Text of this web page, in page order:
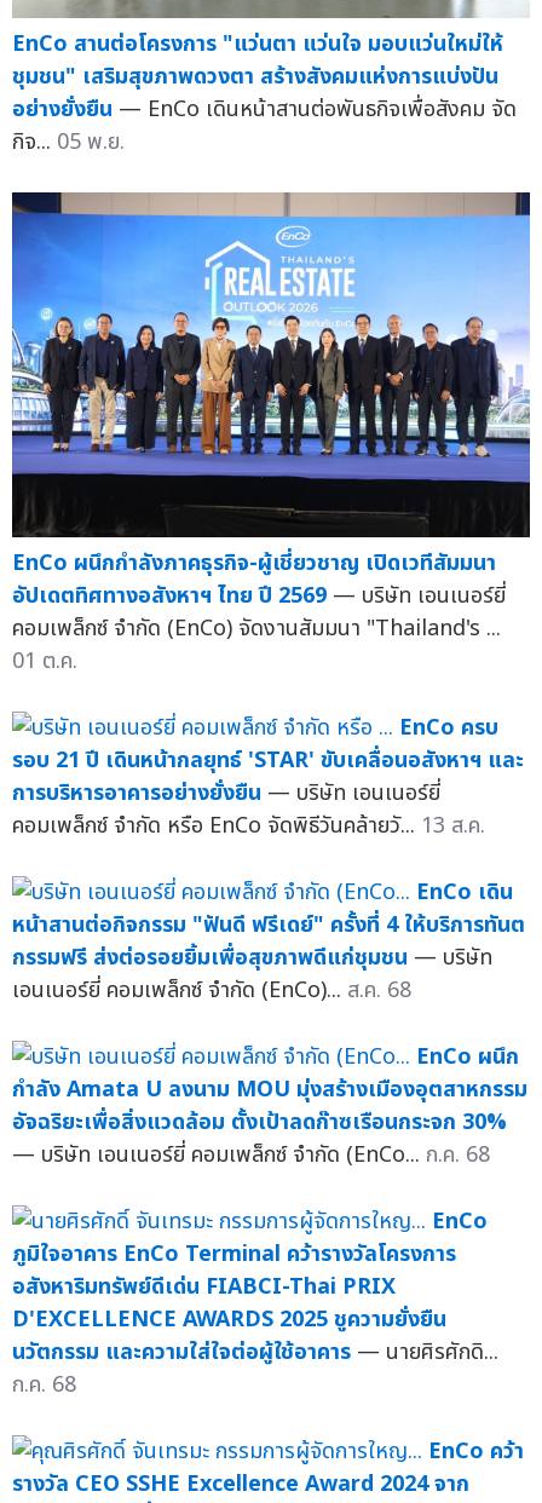
EnCo สานต่อโครงการ "แว่นตา แว่นใจ มอบแว่นใหม่ให้
ชุมชน" เสริมสุขภาพดวงตา สร้างสังคมแห่งการแบ่งปัน
อย่างยั่งยืน — EnCo เดินหน้าสานต่อพันธกิจเพื่อสังคม จัด
กิจ... 05 พ.ย.
EnCo ผนึกกำลังภาคธุรกิจ-ผู้เชี่ยวชาญ เปิดเวทีสัมมนา
อัปเดตทิศทางอสังหาฯ ไทย ปี 2569 — บริษัท เอนเนอร์ยี่
คอมเพล็กซ์ จำกัด (EnCo) จัดงานสัมมนา "Thailand's ...
01 ต.ค.
EnCo ครบ
รอบ 21 ปี เดินหน้ากลยุทธ์ 'STAR' ขับเคลื่อนอสังหาฯ และ
การบริหารอาคารอย่างยั่งยืน — บริษัท เอนเนอร์ยี่
คอมเพล็กซ์ จำกัด หรือ EnCo จัดพิธีวันคล้ายวั... 13 ส.ค.
EnCo เดิน
หน้าสานต่อกิจกรรม "ฟันดี ฟรีเดย์" ครั้งที่ 4 ให้บริการทันต
กรรมฟรี ส่งต่อรอยยิ้มเพื่อสุขภาพดีแก่ชุมชน — บริษัท
เอนเนอร์ยี่ คอมเพล็กซ์ จำกัด (EnCo)... ส.ค. 68
EnCo ผนึก
กำลัง Amata U ลงนาม MOU มุ่งสร้างเมืองอุตสาหกรรม
อัจฉริยะเพื่อสิ่งแวดล้อม ตั้งเป้าลดก๊าซเรือนกระจก 30%
— บริษัท เอนเนอร์ยี่ คอมเพล็กซ์ จำกัด (EnCo... ก.ค. 68
EnCo
ภูมิใจอาคาร EnCo Terminal คว้ารางวัลโครงการ
อสังหาริมทรัพย์ดีเด่น FIABCI-Thai PRIX
D'EXCELLENCE AWARDS 2025 ชูความยั่งยืน
นวัตกรรม และความใส่ใจต่อผู้ใช้อาคาร — นายศิรศักดิ...
ก.ค. 68
EnCo คว้า
รางวัล CEO SSHE Excellence Award 2024 จาก